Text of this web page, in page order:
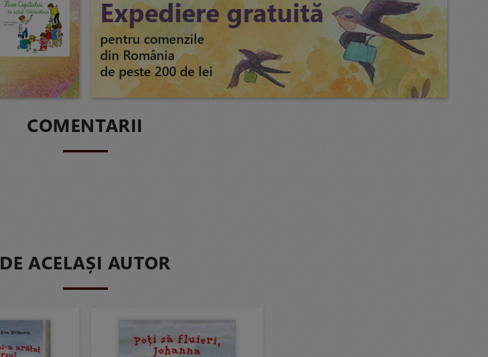
Expediere gratuită
pentru comenzile
din România
de peste 200 de lei
COMENTARII
DE ACELAȘI AUTOR